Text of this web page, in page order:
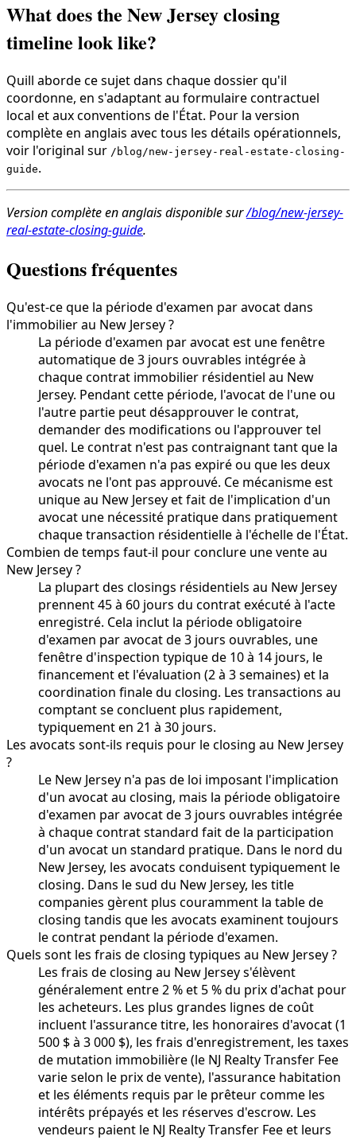
What does the New Jersey closing
timeline look like?
Quill aborde ce sujet dans chaque dossier qu'il
coordonne, en s'adaptant au formulaire contractuel
local et aux conventions de l'État. Pour la version
complète en anglais avec tous les détails opérationnels,
voir l'original sur /blog/new-jersey-real-estate-closing-
guide.
Version complète en anglais disponible sur/blog/new-jersey-
real-estate-closing-guide.
Questions fréquentes
Qu'est-ce que la période d'examen par avocat dans
l'immobilier au New Jersey ?
La période d'examen par avocat est une fenêtre
automatique de 3 jours ouvrables intégrée à
chaque contrat immobilier résidentiel au New
Jersey. Pendant cette période, l'avocat de l'une ou
l'autre partie peut désapprouver le contrat,
demander des modifications ou l'approuver tel
quel. Le contrat n'est pas contraignant tant que la
période d'examen n'a pas expiré ou que les deux
avocats ne l'ont pas approuvé. Ce mécanisme est
unique au New Jersey et fait de l'implication d'un
avocat une nécessité pratique dans pratiquement
chaque transaction résidentielle à l'échelle de l'État.
Combien de temps faut-il pour conclure une vente au
New Jersey ?
La plupart des closings résidentiels au New Jersey
prennent 45 à 60 jours du contrat exécuté à l'acte
enregistré. Cela inclut la période obligatoire
d'examen par avocat de 3 jours ouvrables, une
fenêtre d'inspection typique de 10 à 14 jours, le
financement et l'évaluation (2 à 3 semaines) et la
coordination finale du closing. Les transactions au
comptant se concluent plus rapidement,
typiquement en 21 à 30 jours.
Les avocats sont-ils requis pour le closing au New Jersey
?
Le New Jersey n'a pas de loi imposant l'implication
d'un avocat au closing, mais la période obligatoire
d'examen par avocat de 3 jours ouvrables intégrée
à chaque contrat standard fait de la participation
d'un avocat un standard pratique. Dans le nord du
New Jersey, les avocats conduisent typiquement le
closing. Dans le sud du New Jersey, les title
companies gèrent plus couramment la table de
closing tandis que les avocats examinent toujours
le contrat pendant la période d'examen.
Quels sont les frais de closing typiques au New Jersey ?
Les frais de closing au New Jersey s'élèvent
généralement entre 2 % et 5 % du prix d'achat pour
les acheteurs. Les plus grandes lignes de coût
incluent l'assurance titre, les honoraires d'avocat (1
500 $ à 3 000 $), les frais d'enregistrement, les taxes
de mutation immobilière (le NJ Realty Transfer Fee
varie selon le prix de vente), l'assurance habitation
et les éléments requis par le prêteur comme les
intérêts prépayés et les réserves d'escrow. Les
vendeurs paient le NJ Realty Transfer Fee et leurs